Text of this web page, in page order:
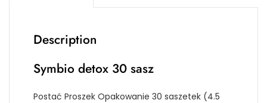
Description
Symbio detox 30 sasz
Postać Proszek Opakowanie 30 saszetek (4.5